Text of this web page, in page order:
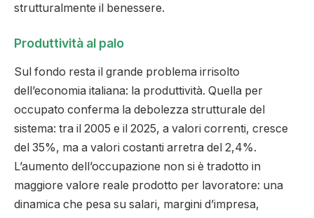
strutturalmente il benessere.
Produttività al palo
Sul fondo resta il grande problema irrisolto
dell’economia italiana: la produttività. Quella per
occupato conferma la debolezza strutturale del
sistema: tra il 2005 e il 2025, a valori correnti, cresce
del 35%, ma a valori costanti arretra del 2,4%.
L’aumento dell’occupazione non si è tradotto in
maggiore valore reale prodotto per lavoratore: una
dinamica che pesa su salari, margini d’impresa,